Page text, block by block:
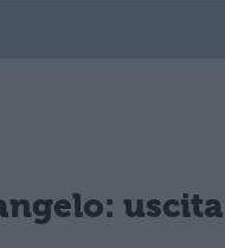
uscita